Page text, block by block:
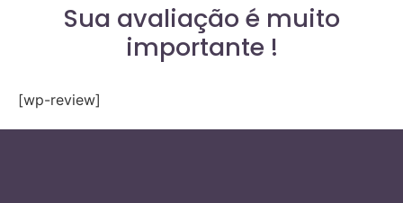
Sua avaliação é muito
importante !
[wp-review]